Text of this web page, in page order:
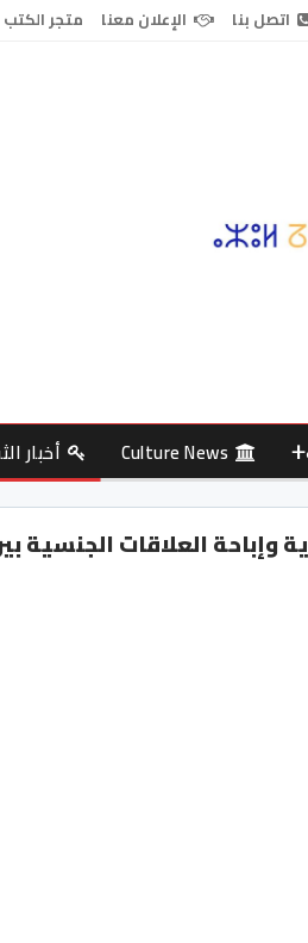
اتصل بنا الإعلان معنا متجر الكتب
Culture News أخبار
العلاقات الجنسية